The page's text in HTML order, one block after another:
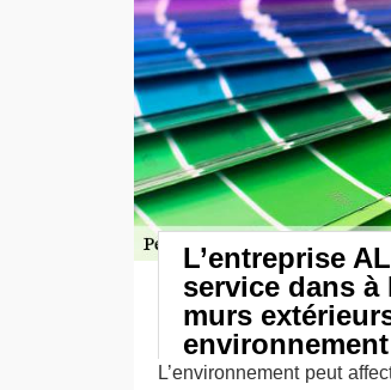
L’entreprise
service dans
murs
environnement
L’environnement peut